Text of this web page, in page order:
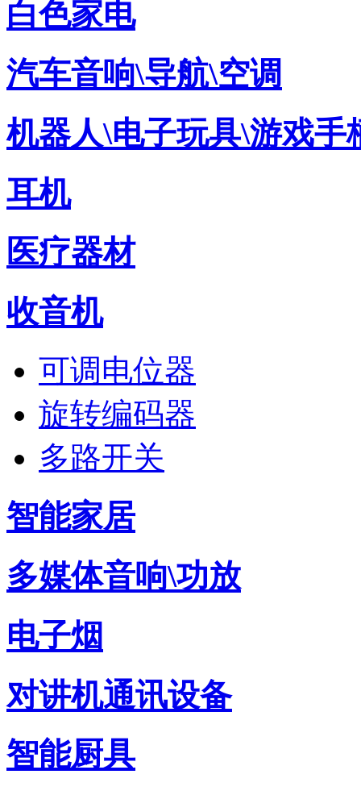
白色家电
汽车音响\导航\空调
机器人\电子玩具\游戏手
耳机
医疗器材
收音机
可调电位器
旋转编码器
多路开关
智能家居
多媒体音响\功放
电子烟
对讲机通讯设备
智能厨具
MD5001电容式旋钮